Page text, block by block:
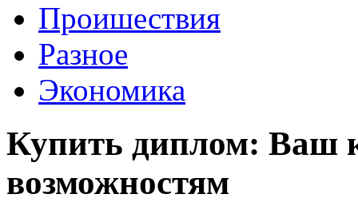
Проишествия
Разное
Экономика
Купить диплом: Ваш
возможностям